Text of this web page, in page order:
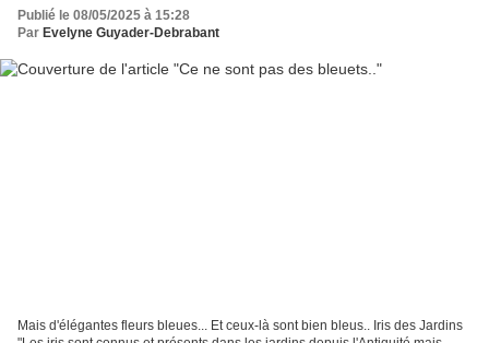
Publié le 08/05/2025 à 15:28
Par Evelyne Guyader-Debrabant
Mais d'élégantes fleurs bleues... Et ceux-là sont bien bleus.. Iris des Jardins